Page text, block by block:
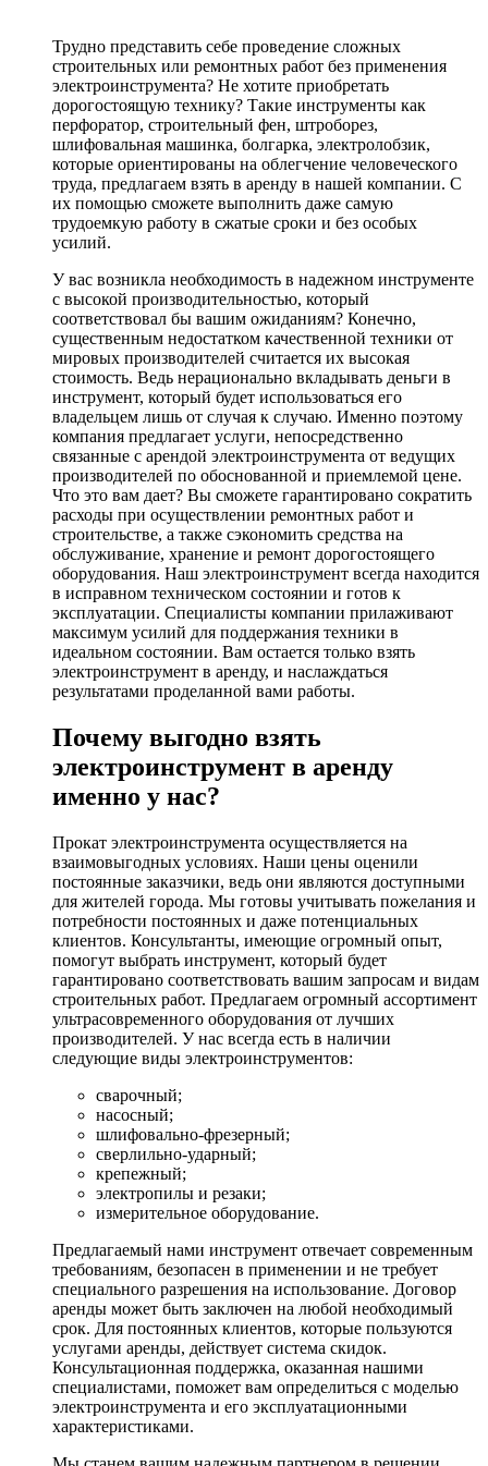
Трудно представить себе проведение сложных
строительных или ремонтных работ без применения
электроинструмента? Не хотите приобретать
дорогостоящую технику? Такие инструменты как
перфоратор, строительный фен, штроборез,
шлифовальная машинка, болгарка, электролобзик,
которые ориентированы на облегчение человеческого
труда, предлагаем взять в аренду в нашей компании. С
их помощью сможете выполнить даже самую
трудоемкую работу в сжатые сроки и без особых
усилий.
У вас возникла необходимость в надежном инструменте
с высокой производительностью, который
соответствовал бы вашим ожиданиям? Конечно,
существенным недостатком качественной техники от
мировых производителей считается их высокая
стоимость. Ведь нерационально вкладывать деньги в
инструмент, который будет использоваться его
владельцем лишь от случая к случаю. Именно поэтому
компания предлагает услуги, непосредственно
связанные с арендой электроинструмента от ведущих
производителей по обоснованной и приемлемой цене.
Что это вам дает? Вы сможете гарантировано сократить
расходы при осуществлении ремонтных работ и
строительстве, а также сэкономить средства на
обслуживание, хранение и ремонт дорогостоящего
оборудования. Наш электроинструмент всегда находится
в исправном техническом состоянии и готов к
эксплуатации. Специалисты компании прилаживают
максимум усилий для поддержания техники в
идеальном состоянии. Вам остается только взять
электроинструмент в аренду, и наслаждаться
результатами проделанной вами работы.
Почему выгодно взять
электроинструмент в аренду
именно у нас?
Прокат электроинструмента осуществляется на
взаимовыгодных условиях. Наши цены оценили
постоянные заказчики, ведь они являются доступными
для жителей города. Мы готовы учитывать пожелания и
потребности постоянных и даже потенциальных
клиентов. Консультанты, имеющие огромный опыт,
помогут выбрать инструмент, который будет
гарантировано соответствовать вашим запросам и видам
строительных работ. Предлагаем огромный ассортимент
ультрасовременного оборудования от лучших
производителей. У нас всегда есть в наличии
следующие виды электроинструментов:
сварочный;
насосный;
шлифовально-фрезерный;
сверлильно-ударный;
крепежный;
электропилы и резаки;
измерительное оборудование.
Предлагаемый нами инструмент отвечает современным
требованиям, безопасен в применении и не требует
специального разрешения на использование. Договор
аренды может быть заключен на любой необходимый
срок. Для постоянных клиентов, которые пользуются
услугами аренды, действует система скидок.
Консультационная поддержка, оказанная нашими
специалистами, поможет вам определиться с моделью
электроинструмента и его эксплуатационными
характеристиками.